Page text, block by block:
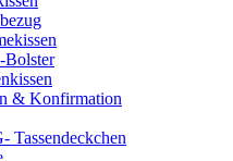
Bolster
& Konfirmation
Tassendeckchen